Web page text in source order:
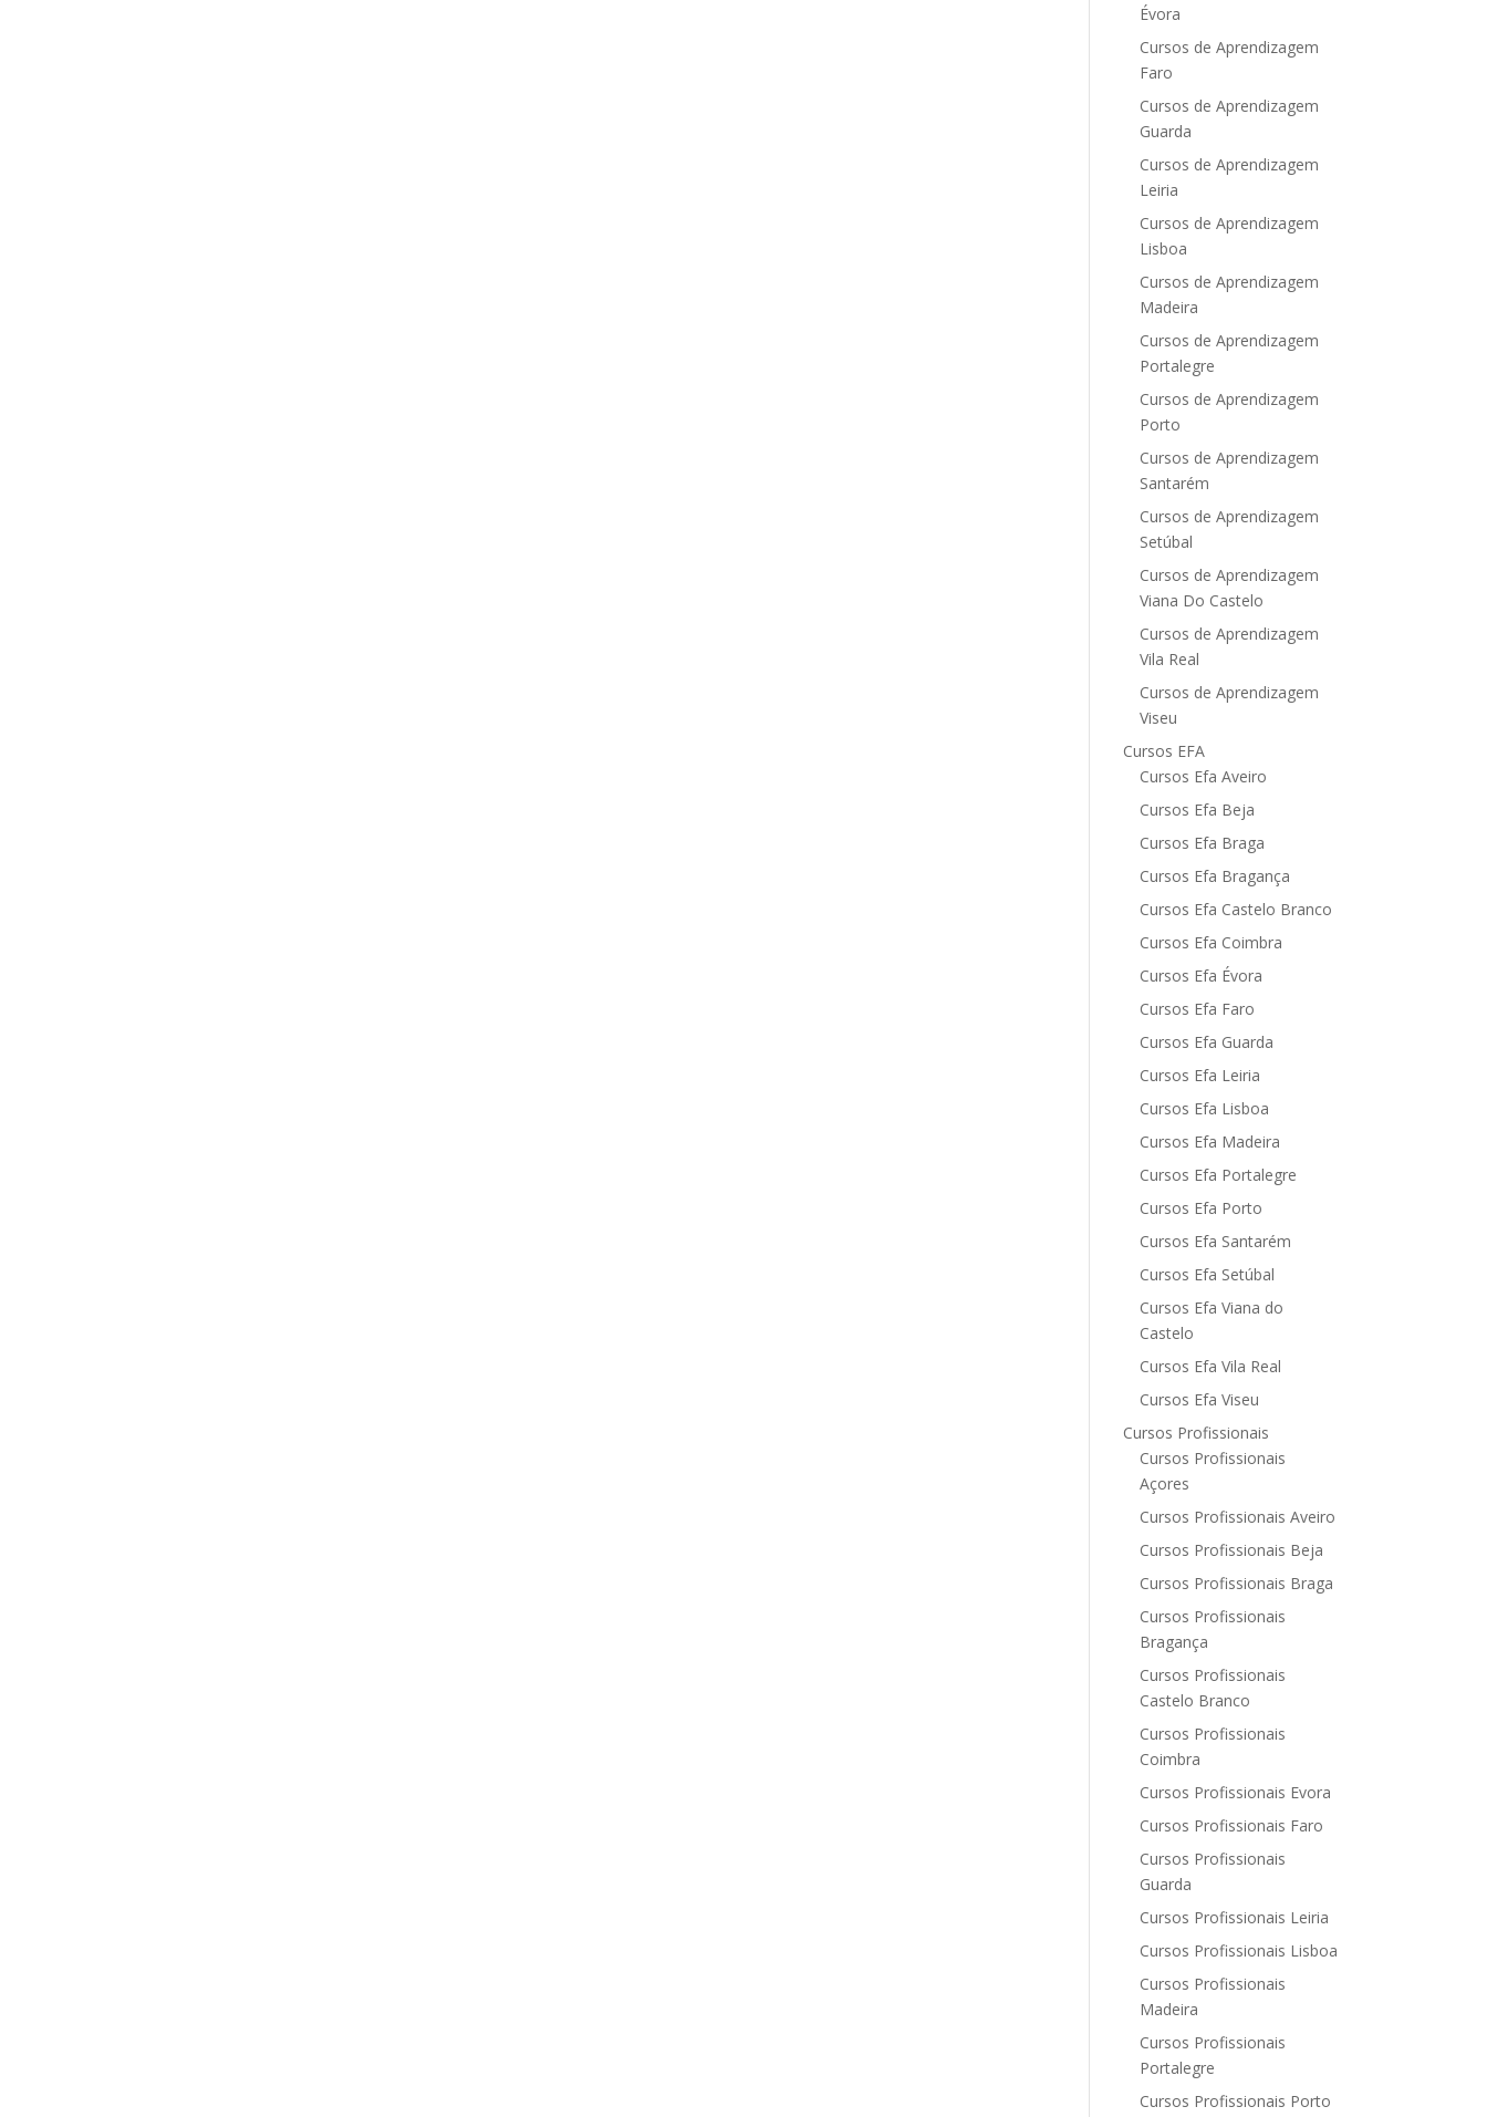
Évora
Cursos de Aprendizagem
Faro
Cursos de Aprendizagem
Guarda
Cursos de Aprendizagem
Leiria
Cursos de Aprendizagem
Lisboa
Cursos de Aprendizagem
Madeira
Cursos de Aprendizagem
Portalegre
Cursos de Aprendizagem
Porto
Cursos de Aprendizagem
Santarém
Cursos de Aprendizagem
Setúbal
Cursos de Aprendizagem
Viana Do Castelo
Cursos de Aprendizagem
Vila Real
Cursos de Aprendizagem
Viseu
Cursos EFA
Cursos Efa Aveiro
Cursos Efa Beja
Cursos Efa Braga
Cursos Efa Bragança
Cursos Efa Castelo Branco
Cursos Efa Coimbra
Cursos Efa Évora
Cursos Efa Faro
Cursos Efa Guarda
Cursos Efa Leiria
Cursos Efa Lisboa
Cursos Efa Madeira
Cursos Efa Portalegre
Cursos Efa Porto
Cursos Efa Santarém
Cursos Efa Setúbal
Cursos Efa Viana do
Castelo
Cursos Efa Vila Real
Cursos Efa Viseu
Cursos Profissionais
Cursos Profissionais
Açores
Cursos Profissionais Aveiro
Cursos Profissionais Beja
Cursos Profissionais Braga
Cursos Profissionais
Bragança
Cursos Profissionais
Castelo Branco
Cursos Profissionais
Coimbra
Cursos Profissionais Evora
Cursos Profissionais Faro
Cursos Profissionais
Guarda
Cursos Profissionais Leiria
Cursos Profissionais Lisboa
Cursos Profissionais
Madeira
Cursos Profissionais
Portalegre
Cursos Profissionais Porto